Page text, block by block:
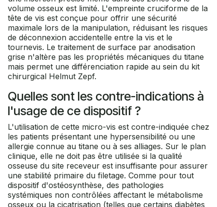
volume osseux est limité. L'empreinte cruciforme de la
tête de vis est conçue pour offrir une sécurité
maximale lors de la manipulation, réduisant les risques
de déconnexion accidentelle entre la vis et le
tournevis. Le traitement de surface par anodisation
grise n'altère pas les propriétés mécaniques du titane
mais permet une différenciation rapide au sein du kit
chirurgical Helmut Zepf.
Quelles sont les contre-indications à
l'usage de ce dispositif ?
L'utilisation de cette micro-vis est contre-indiquée chez
les patients présentant une hypersensibilité ou une
allergie connue au titane ou à ses alliages. Sur le plan
clinique, elle ne doit pas être utilisée si la qualité
osseuse du site receveur est insuffisante pour assurer
une stabilité primaire du filetage. Comme pour tout
dispositif d'ostéosynthèse, des pathologies
systémiques non contrôlées affectant le métabolisme
osseux ou la cicatrisation (telles que certains diabètes